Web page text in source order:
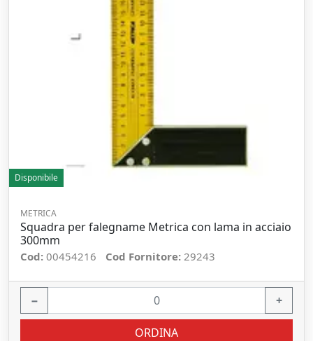
Disponibile
METRICA
Squadra per falegname Metrica con lama in acciaio
300mm
Cod: 00454216 Cod Fornitore: 29243
− +
ORDINA